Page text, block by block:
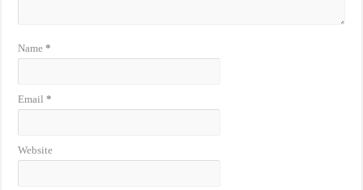
Name*
Email*
Website